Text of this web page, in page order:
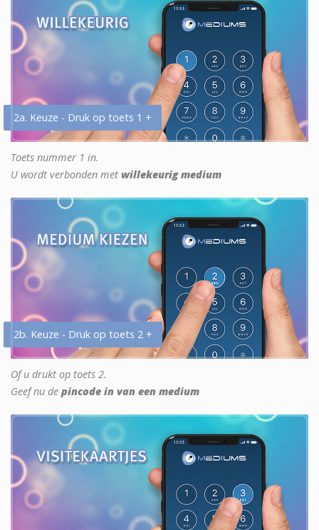
2a. Keuze - Druk op toets 1 +
Toets nummer 1 in.
U wordt verbonden met willekeurig medium
2b. Keuze - Druk op toets 2 +
Of u drukt op toets 2.
Geef nu de pincode in van een medium